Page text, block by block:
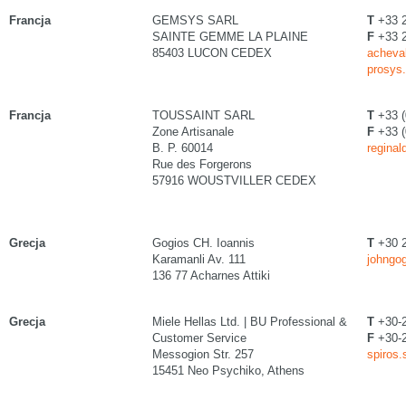
Francja
GEMSYS SARL
SAINTE GEMME LA PLAINE
85403 LUCON CEDEX
T +33
F +33
Francja
TOUSSAINT SARL
Zone Artisanale
B. P. 60014
Rue des Forgerons
57916 WOUSTVILLER CEDEX
T +33
F +33
Grecja
Gogios CH. Ioannis
Karamanli Av. 111
136 77 Acharnes Attiki
T +30
Grecja
Miele Hellas Ltd. | BU Professional &
Customer Service
Messogion Str. 257
15451 Neo Psychiko, Athens
T +30-
F +30-